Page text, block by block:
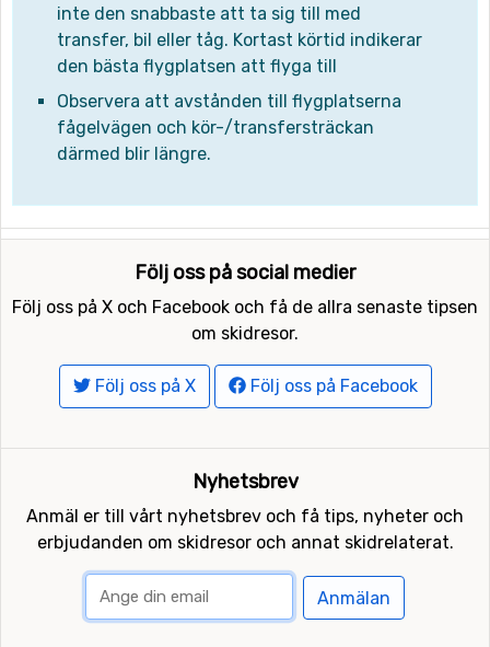
inte den snabbaste att ta sig till med
transfer, bil eller tåg. Kortast körtid indikerar
den bästa flygplatsen att flyga till
Observera att avstånden till flygplatserna
fågelvägen och kör-/transfersträckan
därmed blir längre.
Följ oss på social medier
Följ oss på X och Facebook och få de allra senaste tipsen
om skidresor.
Följ oss på X Följ oss på Facebook
Nyhetsbrev
Anmäl er till vårt nyhetsbrev och få tips, nyheter och
erbjudanden om skidresor och annat skidrelaterat.
Anmälan